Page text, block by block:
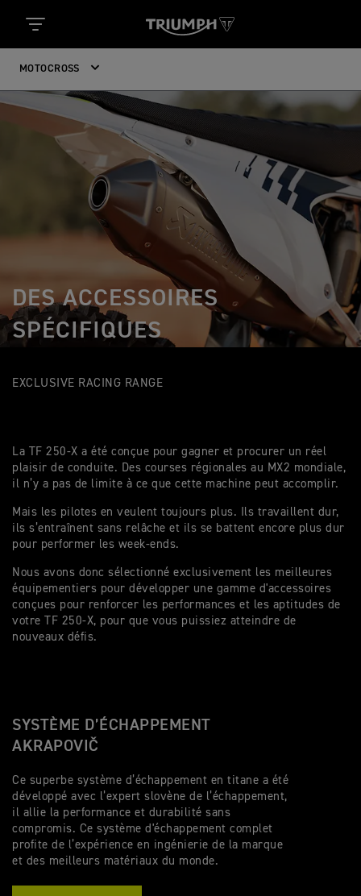
MOTOCROSS
DES ACCESSOIRES
SPÉCIFIQUES
EXCLUSIVE RACING RANGE
La TF 250-X a été conçue pour gagner et procurer un réel
plaisir de conduite. Des courses régionales au MX2 mondiale,
il n’y a pas de limite à ce que cette machine peut accomplir.
Mais les pilotes en veulent toujours plus. Ils travaillent dur,
ils s’entraînent sans relâche et ils se battent encore plus dur
pour performer les week-ends.
Nous avons donc sélectionné exclusivement les meilleures
équipementiers pour développer une gamme d'accessoires
conçues pour renforcer les performances et les aptitudes de
votre TF 250-X, pour que vous puissiez atteindre de
nouveaux défis.
SYSTÈME D’ÉCHAPPEMENT
AKRAPOVIČ
Ce superbe système d’échappement en titane a été
développé avec l’expert slovène de l’échappement,
il allie la performance et durabilité sans
compromis. Ce système d'échappement complet
profite de l’expérience en ingénierie de la marque
et des meilleurs matériaux du monde.